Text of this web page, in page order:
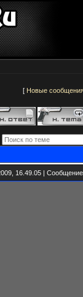
[ Новые
16.49.05 |